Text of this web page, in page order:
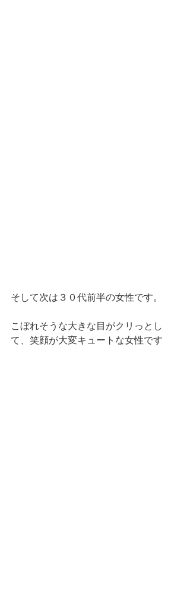
そして次は３０代前半の女性です。
こぼれそうな大きな目がクリっとし
て、笑顔が大変キュートな女性です